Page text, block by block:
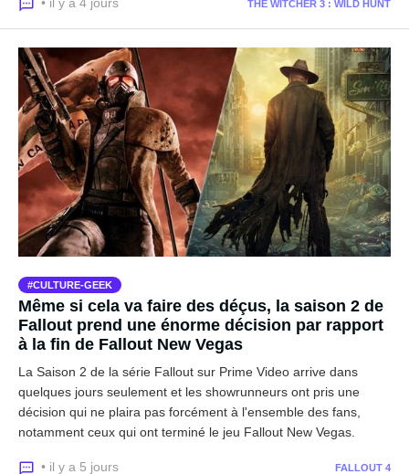
THE WITCHER 3 : WILD HUNT
CULTURE-GEEK
Même si cela va faire des déçus, la saison 2 de
Fallout prend une énorme décision par rapport
à la fin de Fallout New Vegas
La Saison 2 de la série Fallout sur Prime Video arrive dans
quelques jours seulement et les showrunneurs ont pris une
décision qui ne plaira pas forcément à l'ensemble des fans,
notamment ceux qui ont terminé le jeu Fallout New Vegas.
• il y a 5 jours FALLOUT 4